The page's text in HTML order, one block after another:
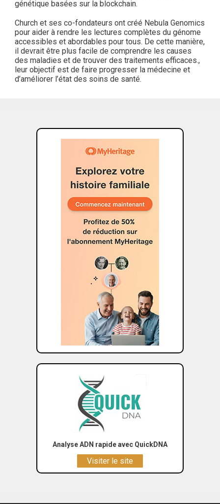
génétique basées sur la blockchain.
Church et ses co-fondateurs ont créé Nebula Genomics
pour aider à rendre les lectures complètes du génome
accessibles et abordables pour tous. De cette manière,
il devrait être plus facile de comprendre les causes
des maladies et de trouver des traitements efficaces.,
leur objectif est de faire progresser la médecine et
d’améliorer l’état des soins de santé.
Analyse ADN rapide avec QuickDNA
Visiter le site